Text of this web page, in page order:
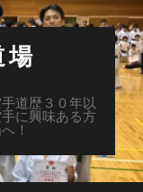
場
道歴３０年以
に興味ある方
！